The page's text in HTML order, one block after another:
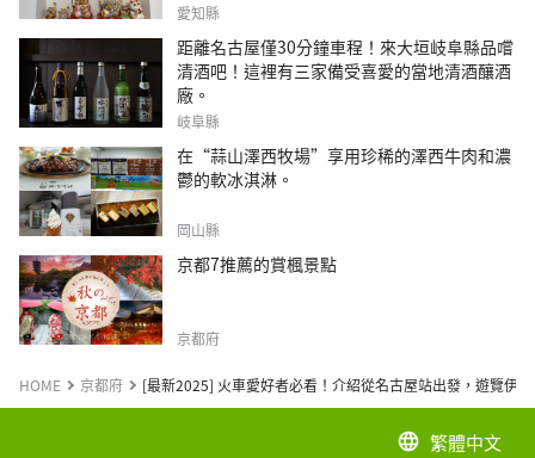
愛知縣
距離名古屋僅30分鐘車程！來大垣岐阜縣品嚐
清酒吧！這裡有三家備受喜愛的當地清酒釀酒
廠。
岐阜縣
在“蒜山澤西牧場”享用珍稀的澤西牛肉和濃
鬱的軟冰淇淋。
岡山縣
京都7推薦的賞楓景點
京都府
HOME 京都府 [最新2025] 火車愛好者必看！介紹從名古屋站出發，遊覽伊
language 繁體中文